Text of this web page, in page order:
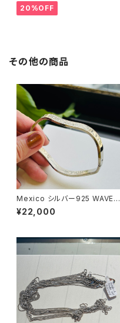
20%OFF
その他の商品
Mexico シルバー925 WAVE開
閉バングル
¥22,000